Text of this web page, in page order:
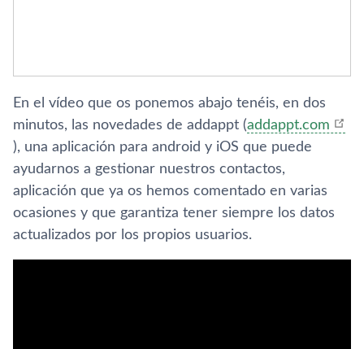
En el ví­deo que os ponemos abajo tenéis, en dos
minutos, las novedades de addappt (addappt.com
), una aplicación para android y iOS que puede
ayudarnos a gestionar nuestros contactos,
aplicación que ya os hemos comentado en varias
ocasiones y que garantiza tener siempre los datos
actualizados por los propios usuarios.